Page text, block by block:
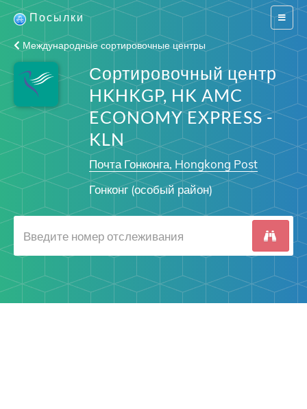
Switch
Посылки
Международные сортировочные центры
Сортировочный центр
HKHKGP, HK AMC
ECONOMY EXPRESS -
KLN
Почта Гонконга, Hongkong Post
Гонконг (особый район)